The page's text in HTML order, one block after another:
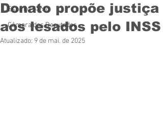
Espírito Santo
Câmara dos Deputados
Donato propõe justiça
aos lesados pelo INSS
Atualizado: 9 de mai. de 2025